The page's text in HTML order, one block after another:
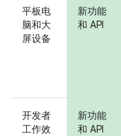
平板电
脑和大
屏设备
新功能
和 API
开发者
工作效
新功能
和 API